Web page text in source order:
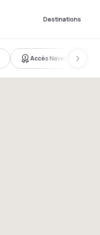
Destinations
Accès Navette